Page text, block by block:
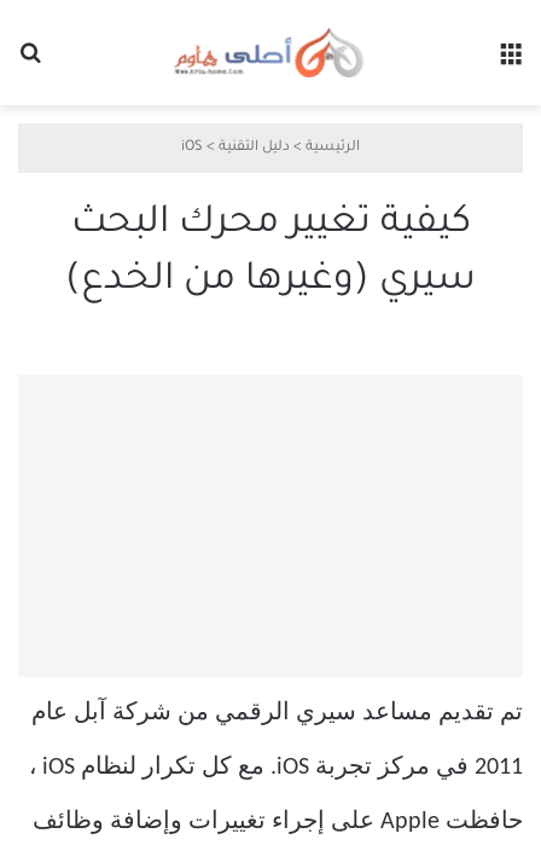
الرئيسية > دليل التقنية >
iOS
كيفية تغيير محرك البحث
سيري (وغيرها من الخدع)
تم تقديم مساعد سيري الرقمي من شركة آبل عام
2011 في مركز تجربة iOS. مع كل تكرار لنظام iOS ،
حافظت Apple على إجراء تغييرات وإضافة وظائف